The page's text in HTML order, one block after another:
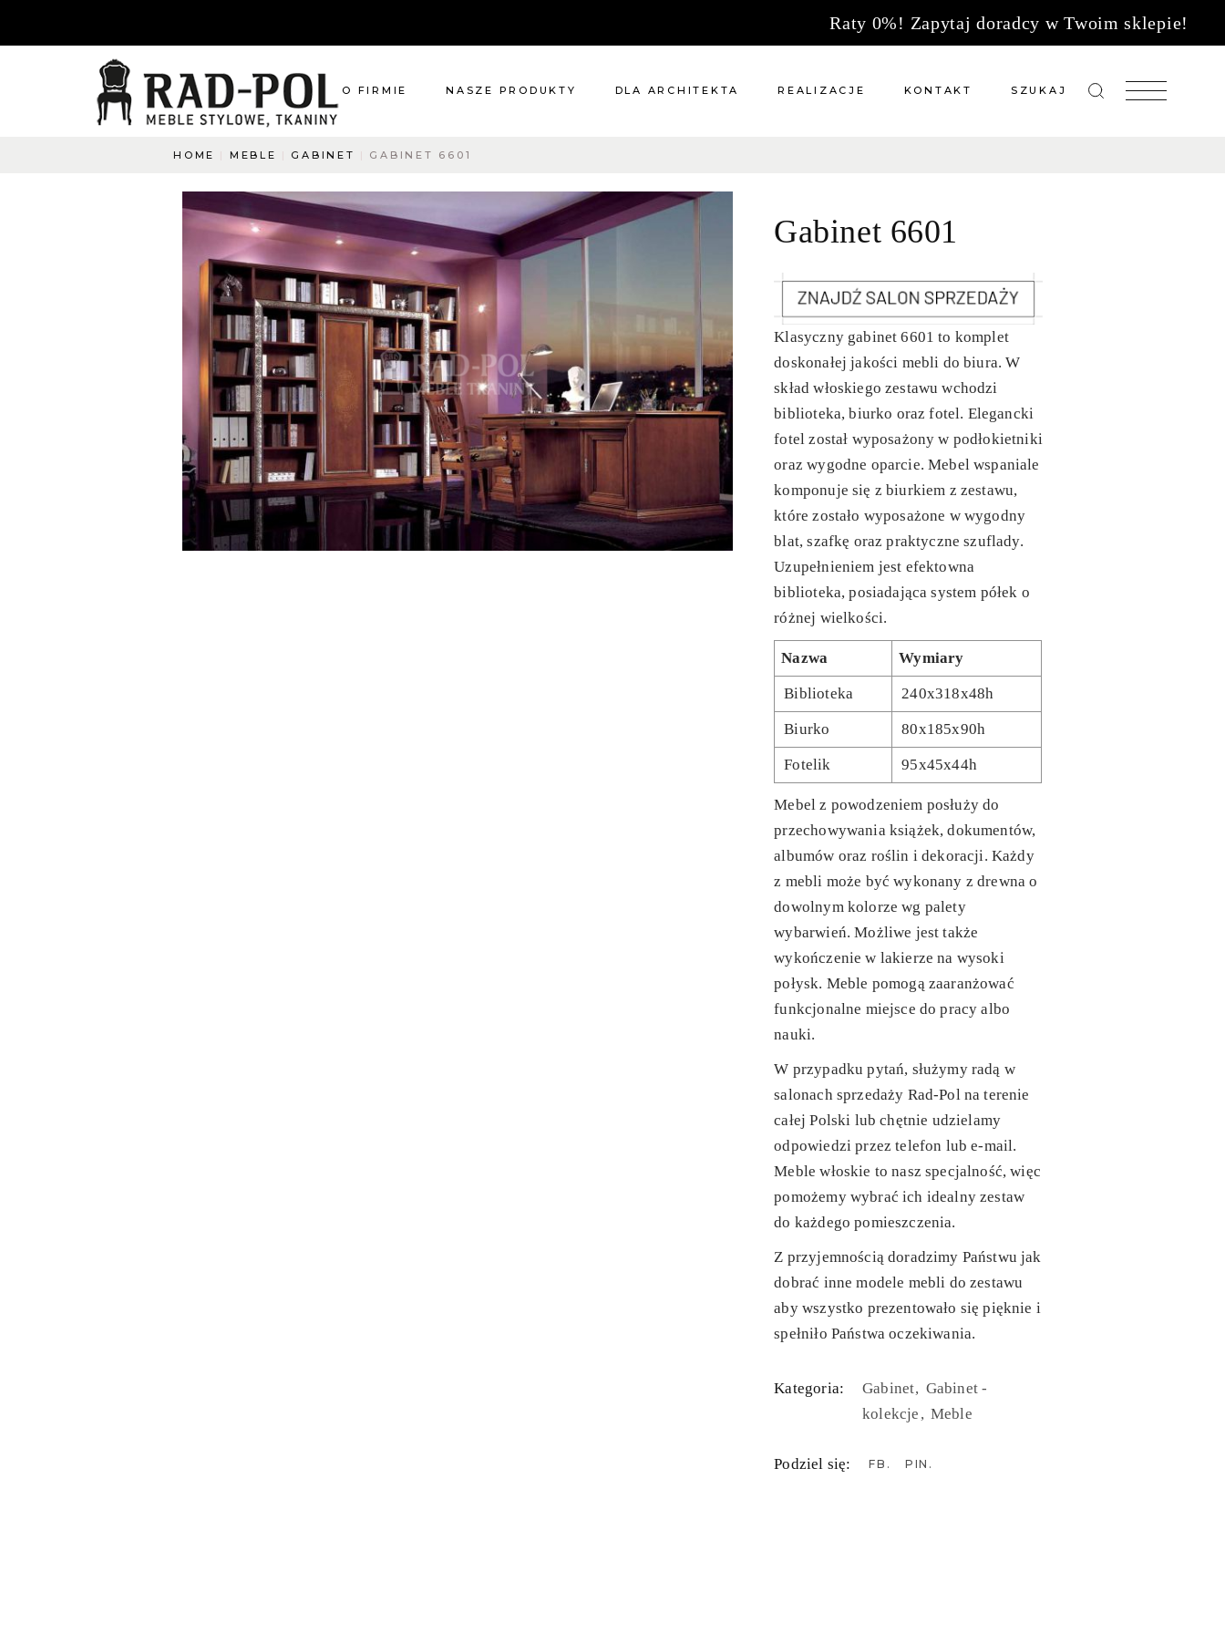
Raty 0%! Zapytaj doradcy w Twoim sklepie!
O FIRMIE
Aktualności
O co pytacie?
Napisz do nas
NASZE PRODUKTY
Oświetlenie
Renowacje
Kuchnie
Dodatki
Tkaniny
Katalog
DLA ARCHITEKTA REALIZACJE KONTAKT
Kuchnie
SZUKAJ
HOME MEBLE GABINET GABINET 6601
Gabinet 6601
Klasyczny gabinet 6601 to komplet
doskonałej jakości mebli do biura. W
skład włoskiego zestawu wchodzi
biblioteka, biurko oraz fotel. Elegancki
fotel został wyposażony w podłokietniki
oraz wygodne oparcie. Mebel wspaniale
komponuje się z biurkiem z zestawu,
które zostało wyposażone w wygodny
blat, szafkę oraz praktyczne szuflady.
Uzupełnieniem jest efektowna
biblioteka, posiadająca system półek o
różnej wielkości.
Nazwa Wymiary
Biblioteka 240x318x48h
Biurko 80x185x90h
Fotelik 95x45x44h
Mebel z powodzeniem posłuży do
przechowywania książek, dokumentów,
albumów oraz roślin i dekoracji. Każdy
z mebli może być wykonany z drewna o
dowolnym kolorze wg palety
wybarwień. Możliwe jest także
wykończenie w lakierze na wysoki
połysk. Meble pomogą zaaranżować
funkcjonalne miejsce do pracy albo
nauki.
W przypadku pytań, służymy radą w
salonach sprzedaży Rad-Pol na terenie
całej Polski lub chętnie udzielamy
odpowiedzi przez telefon lub e-mail.
Meble włoskie to nasz specjalność, więc
pomożemy wybrać ich idealny zestaw
do każdego pomieszczenia.
Z przyjemnością doradzimy Państwu jak
dobrać inne modele mebli do zestawu
aby wszystko prezentowało się pięknie i
spełniło Państwa oczekiwania.
Kategoria: Gabinet Gabinet -
kolekcje Meble
Podziel się: FB PIN